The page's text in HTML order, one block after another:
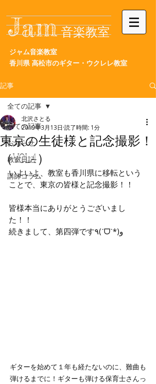
Jam 音楽教室
ジャム音楽教室
香川県 高松市のギター・ウクレレ教室
記事
全ての記事
お知らせ
教室日記
講師コラム
全ての記事
東京の生徒様と記念撮影！
（VOL.4）
北沢さとる
2019年3月13日 読了時間: 1分
いよいよ、教室も香川県に移転という
ことで、東京の皆様と記念撮影！！
皆様本当にありがとうございまし
た！！
続きまして、第四弾です٩(ˊᗜˋ*)و
ギターを始めて１年も経たないのに、難曲も
弾けるまでに！ギターも弾ける保育士さんっ